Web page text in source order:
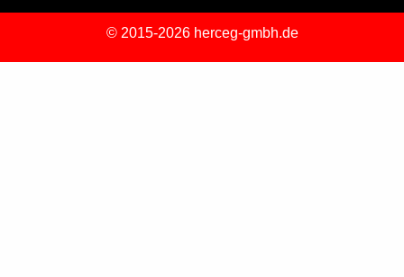
© 2015-2026 herceg-gmbh.de